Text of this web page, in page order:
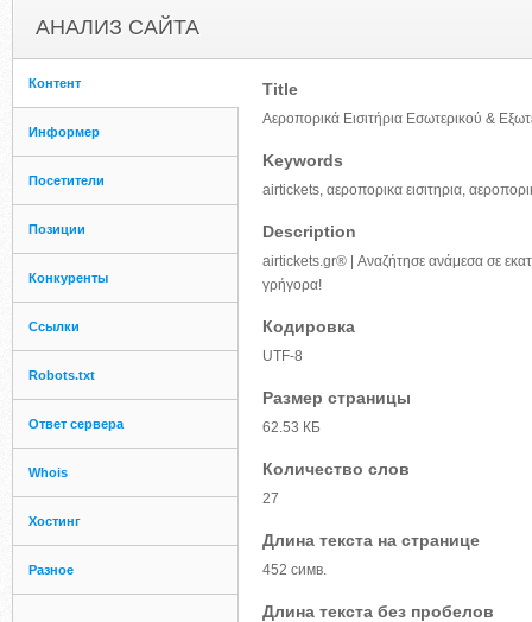
АНАЛИЗ САЙТА
Контент
Информер
Посетители
Позиции
Конкуренты
Ссылки
Robots.txt
Ответ сервера
Whois
Хостинг
Разное
Title
Αεροπορικά Εισιτήρια Εσωτερικού &
Keywords
airtickets, αεροπορικα εισιτηρια,
Description
airtickets.gr® | Αναζήτησε ανάμεσα σε
γρήγορα!
Кодировка
UTF-8
Размер страницы
62.53 КБ
Количество слов
27
Длина текста на странице
452 симв.
Длина текста без пробелов